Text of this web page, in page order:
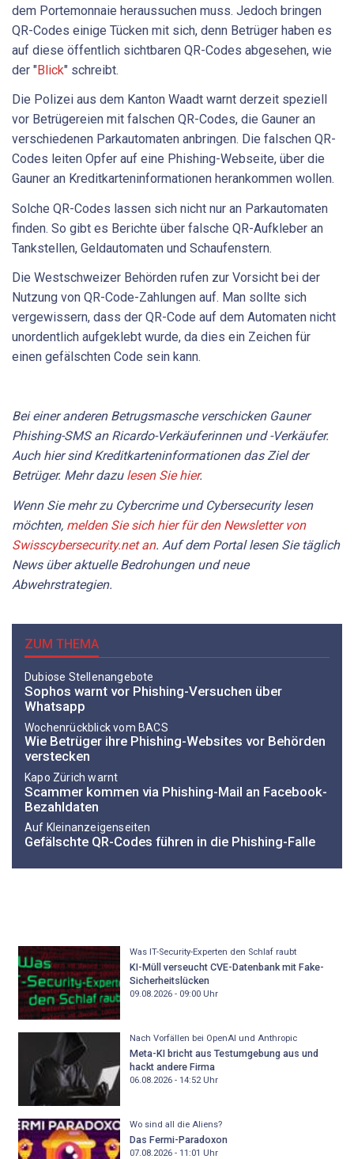
dem Portemonnaie heraussuchen muss. Jedoch bringen
QR-Codes einige Tücken mit sich, denn Betrüger haben es
auf diese öffentlich sichtbaren QR-Codes abgesehen, wie
der "Blick" schreibt.
Die Polizei aus dem Kanton Waadt warnt derzeit speziell
vor Betrügereien mit falschen QR-Codes, die Gauner an
verschiedenen Parkautomaten anbringen. Die falschen QR-
Codes leiten Opfer auf eine Phishing-Webseite, über die
Gauner an Kreditkarteninformationen herankommen wollen.
Solche QR-Codes lassen sich nicht nur an Parkautomaten
finden. So gibt es Berichte über falsche QR-Aufkleber an
Tankstellen, Geldautomaten und Schaufenstern.
Die Westschweizer Behörden rufen zur Vorsicht bei der
Nutzung von QR-Code-Zahlungen auf. Man sollte sich
vergewissern, dass der QR-Code auf dem Automaten nicht
unordentlich aufgeklebt wurde, da dies ein Zeichen für
einen gefälschten Code sein kann.
Bei einer anderen Betrugsmasche verschicken Gauner
Phishing-SMS an Ricardo-Verkäuferinnen und -Verkäufer.
Auch hier sind Kreditkarteninformationen das Ziel der
Betrüger. Mehr dazu lesen Sie hier.
Wenn Sie mehr zu Cybercrime und Cybersecurity lesen
möchten, melden Sie sich hier für den Newsletter von
Swisscybersecurity.net an. Auf dem Portal lesen Sie täglich
News über aktuelle Bedrohungen und neue
Abwehrstrategien.
ZUM THEMA
Dubiose Stellenangebote
Sophos warnt vor Phishing-Versuchen über
Whatsapp
Wochenrückblick vom BACS
Wie Betrüger ihre Phishing-Websites vor Behörden
verstecken
Kapo Zürich warnt
Scammer kommen via Phishing-Mail an Facebook-
Bezahldaten
Auf Kleinanzeigenseiten
Gefälschte QR-Codes führen in die Phishing-Falle
Was IT-Security-Experten den Schlaf raubt
KI-Müll verseucht CVE-Datenbank mit Fake-
Sicherheitslücken
09.08.2026 - 09:00Uhr
Nach Vorfällen bei OpenAI und Anthropic
Meta-KI bricht aus Testumgebung aus und
hackt andere Firma
06.08.2026 - 14:52Uhr
Wo sind all die Aliens?
Das Fermi-Paradoxon
07.08.2026 - 11:01 Uhr